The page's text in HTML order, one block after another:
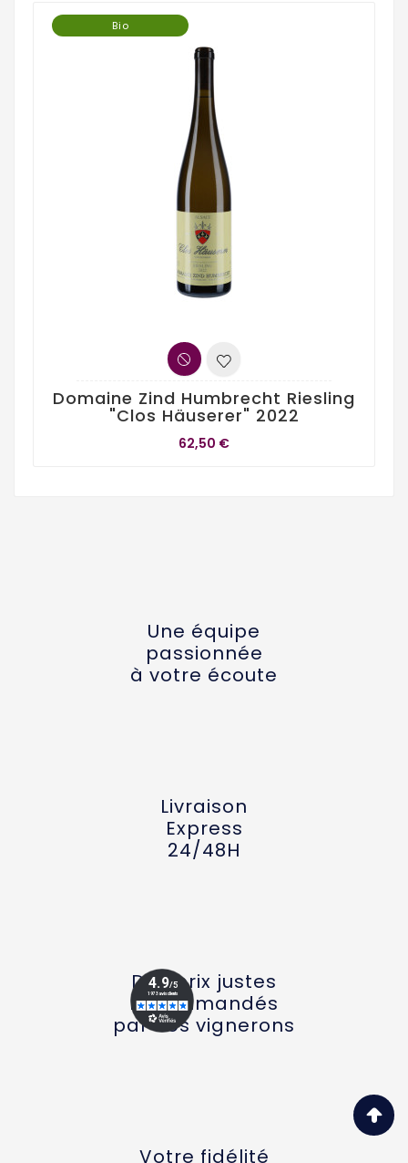
Bio
Domaine Zind Humbrecht Riesling
"Clos Häuserer" 2022
62,50 €
Une équipe
passionnée
à votre écoute
Livraison
Express
24/48H
Des prix justes
recommandés
par nos vignerons
Votre fidélité